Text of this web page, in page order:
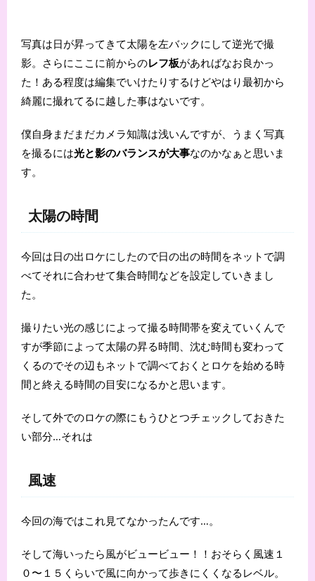
写真は日が昇ってきて太陽を左バックにして逆光で撮
影。さらにここに前からのレフ板があればなお良かっ
た！ある程度は編集でいけたりするけどやはり最初から
綺麗に撮れてるに越した事はないです。
僕自身まだまだカメラ知識は浅いんですが、うまく写真
を撮るには光と影のバランスが大事なのかなぁと思いま
す。
太陽の時間
今回は日の出ロケにしたので日の出の時間をネットで調
べてそれに合わせて集合時間などを設定していきまし
た。
撮りたい光の感じによって撮る時間帯を変えていくんで
すが季節によって太陽の昇る時間、沈む時間も変わって
くるのでその辺もネットで調べておくとロケを始める時
間と終える時間の目安になるかと思います。
そして外でのロケの際にもうひとつチェックしておきた
い部分…それは
風速
今回の海ではこれ見てなかったんです…。
そして海いったら風がビュービュー！！おそらく風速１
０〜１５くらいで風に向かって歩きにくくなるレベル。